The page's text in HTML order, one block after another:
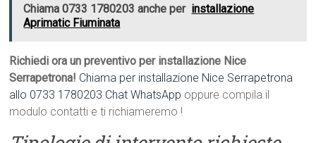
Chiama 0733 1780203 anche per installazione
Aprimatic Fiuminata
Richiedi ora un preventivo per installazione Nice
Serrapetrona! Chiama per installazione Nice Serrapetrona
allo 0733 1780203 Chat WhatsApp oppure compila il
modulo contatti e ti richiameremo !